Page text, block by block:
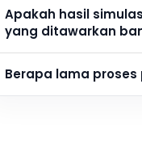
Apakah hasil
yang ditawarkan
Berapa lama proses